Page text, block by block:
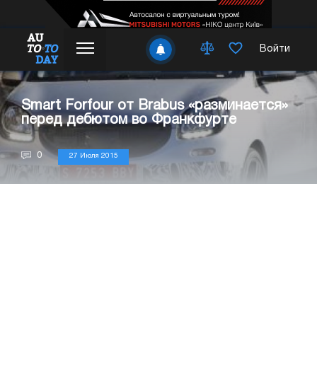
Войти
Smart Forfour от Brabus «разминается»
перед дебютом во Франкфурте
0 27 Июля 2015